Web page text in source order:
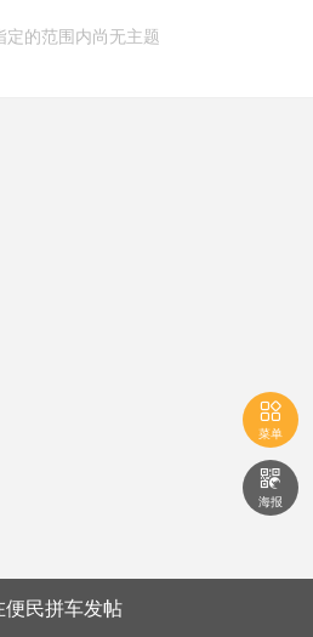
定的范围内尚无主题
便民拼车发帖

菜单

海报